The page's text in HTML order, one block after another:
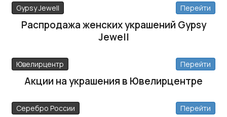
Gypsy Jewell Перейти
Распродажа женских украшений Gypsy
Jewell
Ювелирцентр Перейти
Акции на украшения в Ювелирцентре
Серебро России Перейти